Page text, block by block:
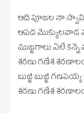
ఆది పూజల నా
ఆపద
ముజ్జగాలు ఏలే
శరణు గణేశ
బుజ్జి బుజ్జి
శరణు గణేశ